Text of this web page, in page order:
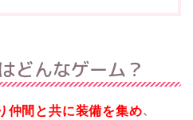
どんなゲーム？
仲間と共に装備を集め、